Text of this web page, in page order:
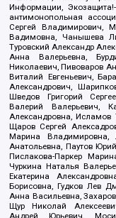
Информации,
антимонопольная
Сергей Владимирович,
Вадимовна, Чанышева
Туровский Александр
Анна Валерьевна,
Николаевич, Пивоваров
Виталий Евгеньевич,
Александрович,
Шведов Григорий
Валерий Валерьевич,
Александровна, Исламов
Щаров Сергей
Марина Владимировна,
Анатольевна, Паутов
Пислакова-Паркер
Чуркина Наталья
Екатерина
Борисовна, Гудков Лев
Анна Васильевна,
Щур Николай